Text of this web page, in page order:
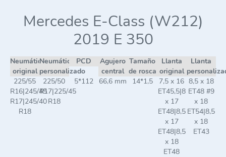
Mercedes E-Class (W212)
2019 E 350
Neumático
original
Neumático
personalizado
PCD
Agujero
central
Tamaño
de rosca
Llanta
original
Llanta
225/55
R16|245/45
R17|245/40
R18
225/50
R17|225/45
R18
5*112 66,6 mm 14*1,5
7,5 x 16
ET45,5|8
x 17
ET48|8,5
x 17
ET48|8,5
x 18
ET48
8,5 x 18
ET48 #9
x 18
ET54|8,5
x 18
ET43